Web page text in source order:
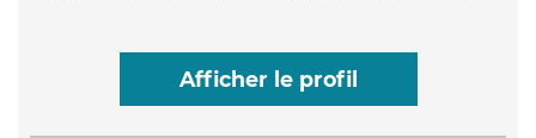
Afficher le profil